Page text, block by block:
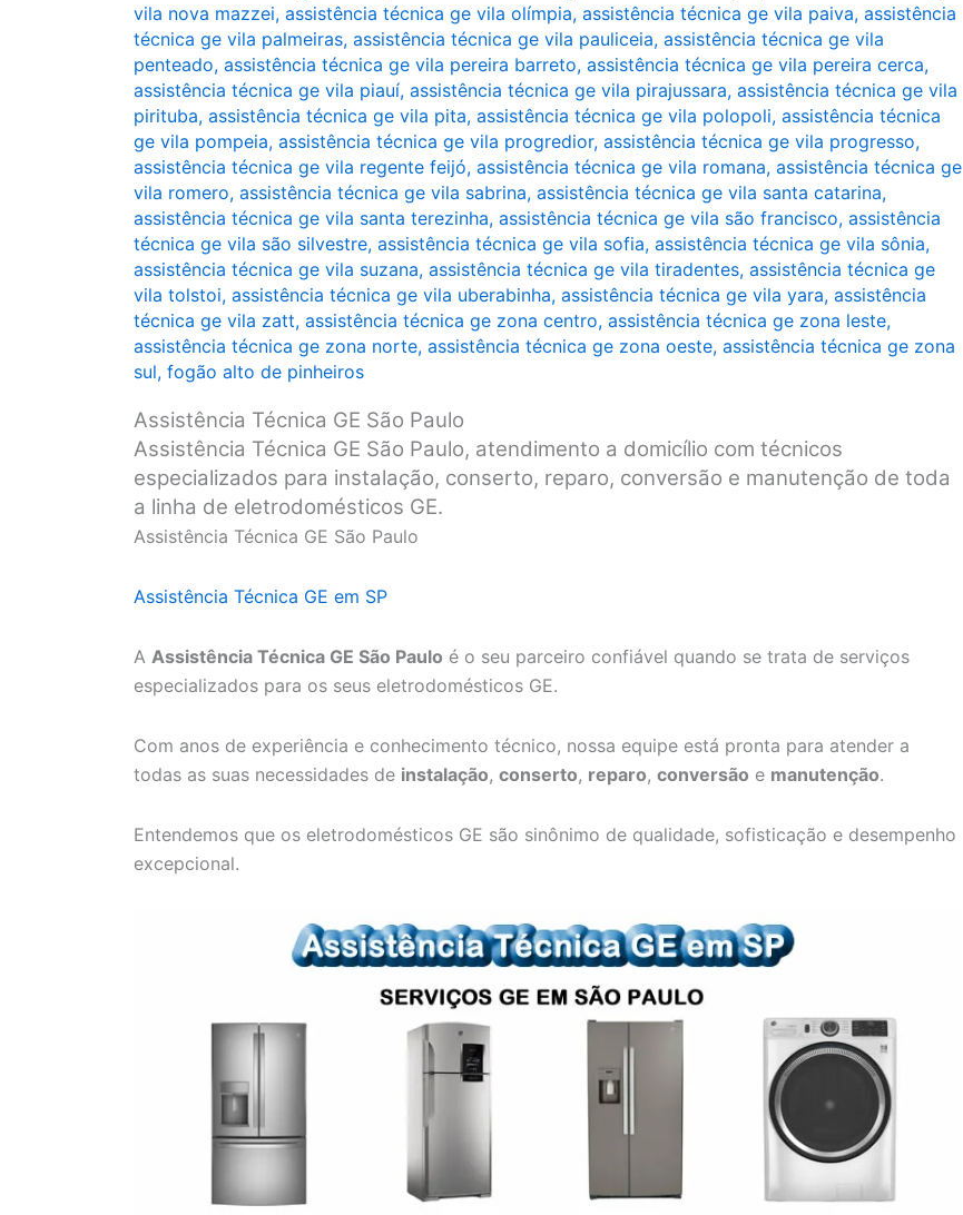
vila nova mazzei, assistência técnica ge vila olímpia, assistência técnica ge vila paiva, assistência
técnica ge vila palmeiras, assistência técnica ge vila pauliceia, assistência técnica ge vila
penteado, assistência técnica ge vila pereira barreto, assistência técnica ge vila pereira cerca,
assistência técnica ge vila piauí, assistência técnica ge vila pirajussara, assistência técnica ge vila
pirituba, assistência técnica ge vila pita, assistência técnica ge vila polopoli, assistência técnica
ge vila pompeia, assistência técnica ge vila progredior, assistência técnica ge vila progresso,
assistência técnica ge vila regente feijó, assistência técnica ge vila romana, assistência técnica ge
vila romero, assistência técnica ge vila sabrina, assistência técnica ge vila santa catarina,
assistência técnica ge vila santa terezinha, assistência técnica ge vila são francisco, assistência
técnica ge vila são silvestre, assistência técnica ge vila sofia, assistência técnica ge vila sônia,
assistência técnica ge vila suzana, assistência técnica ge vila tiradentes, assistência técnica ge
vila tolstoi, assistência técnica ge vila uberabinha, assistência técnica ge vila yara, assistência
técnica ge vila zatt, assistência técnica ge zona centro, assistência técnica ge zona leste,
assistência técnica ge zona norte, assistência técnica ge zona oeste, assistência técnica ge zona
sul, fogão alto de pinheiros
Assistência Técnica GE São Paulo
Assistência Técnica GE São Paulo, atendimento a domicílio com técnicos
especializados para instalação, conserto, reparo, conversão e manutenção de toda
a linha de eletrodomésticos GE.
Assistência Técnica GE São Paulo
Assistência Técnica GE em SP
A Assistência Técnica GE São Paulo é o seu parceiro confiável quando se trata de serviços
especializados para os seus eletrodomésticos GE.
Com anos de experiência e conhecimento técnico, nossa equipe está pronta para atender a
todas as suas necessidades de instalação, conserto, reparo, conversão e manutenção.
Entendemos que os eletrodomésticos GE são sinônimo de qualidade, sofisticação e desempenho
excepcional.